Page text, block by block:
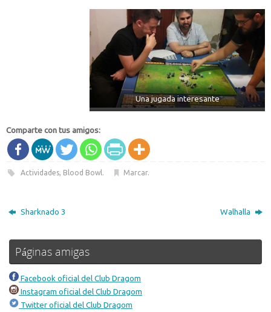
Una jugada interesante
Comparte con tus amigos:
Actividades, Blood Bowl Marcar.
Sharknado 3 Walhalla
Páginas amigas
Facebook oficial del Club Dragom
Instagram oficial del Club Dragom
Twitter oficial del Club Dragom